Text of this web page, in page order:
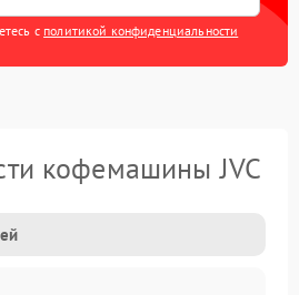
с политикой конфиденциальности
кофемашины JVC